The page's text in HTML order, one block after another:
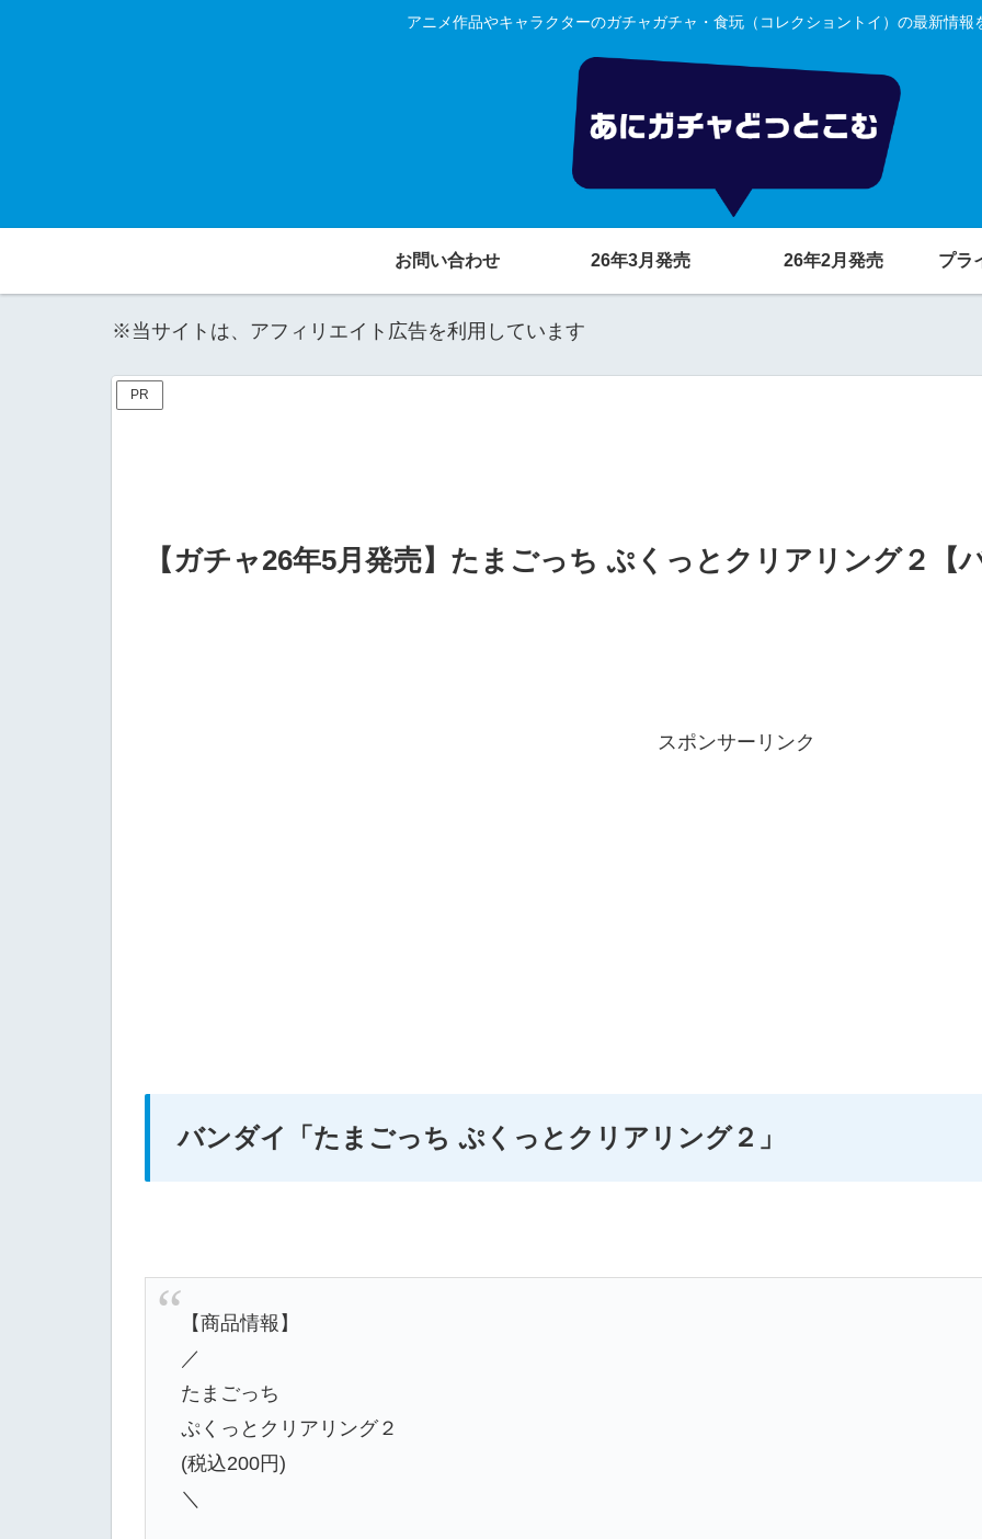
アニメ作品やキャラクターのガチャガチャ・食玩（コレクショントイ）の最新情報
お問い合わせ 26年3月発売 26年2月発売 プラ
※当サイトは、アフィリエイト広告を利用しています
PR
【ガチャ26年5月発売】たまごっち ぷくっとクリアリング２【
スポンサーリンク
バンダイ 「たまごっち ぷくっとクリアリング２」
【商品情報】
／
たまごっち
ぷくっとクリアリング２
(税込200円)
＼